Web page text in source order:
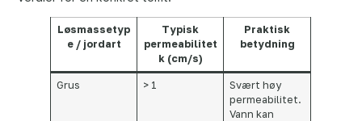
Løsmassetyp
e / jordart
Typisk
permeabilitet
k (cm/s)
Praktisk
betydning
Grus > 1
Svært høy
permeabilitet.
Vann kan